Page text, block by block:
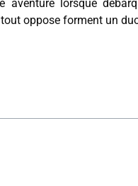
aventure lorsque
oppose forment un